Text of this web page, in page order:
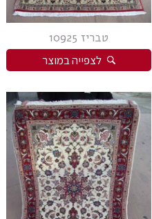
טבריז 10925
לצפייה במוצר